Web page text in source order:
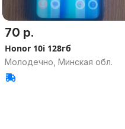
70 р.
Honor 10i 128гб
Молодечно, Минская обл.